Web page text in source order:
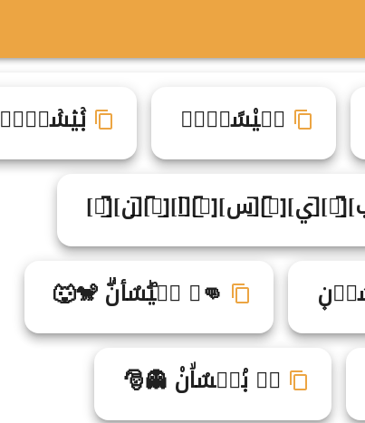
بࣷي۠سًاࣳنࣺ بۚيۛسۚاࣵنࣷ
👊☟ بࣶيۖسٌأنۗ 🐒🐺
★♧ بۢيࣴسٌاۙن۠ 👻🎅